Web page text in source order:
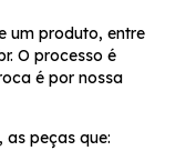
um produto, entre
. O processo é
é por nossa
peças que: